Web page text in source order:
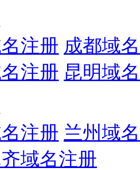
注册 成都域
注册 昆明域
注册 兰州域
域名注册